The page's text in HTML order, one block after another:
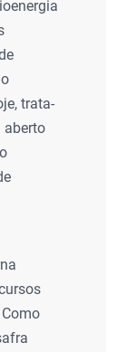
trata-
aberto